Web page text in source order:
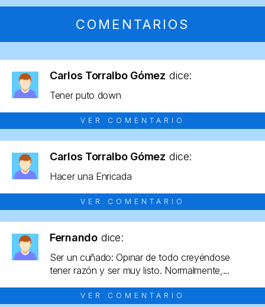
COMENTARIOS
Carlos Torralbo Gómez dice:
Tener puto down
VER COMENTARIO
Carlos Torralbo Gómez dice:
Hacer una Enricada
VER COMENTARIO
Fernando dice:
Ser un cuñado: Opinar de todo creyéndose
tener razón y ser muy listo. Normalmente,...
VER COMENTARIO